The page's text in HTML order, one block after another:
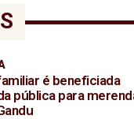
é beneficiada
pública para